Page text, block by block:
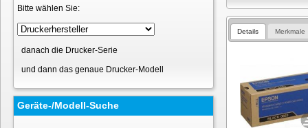
Bitte wählen Sie:
danach die Drucker-Serie
und dann das genaue Drucker-Modell
Geräte-/Modell-Suche
Details Merkmale